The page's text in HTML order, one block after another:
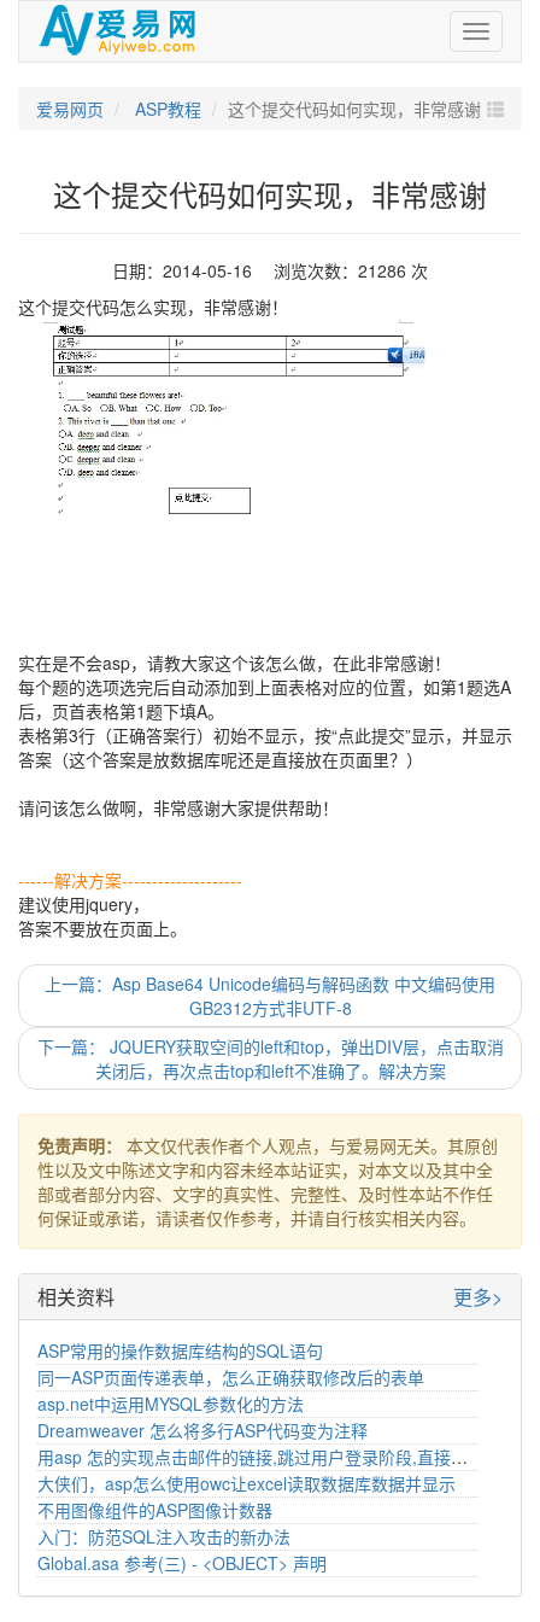
爱
易
爱易网页
ASP教程 这个提交代码如何实现，非常感谢
这个提交代码如何实现，非常感谢
日期：2014-05-16 浏览次数：21286 次
这个提交代码怎么实现，非常感谢！
实在是不会asp，请教大家这个该怎么做，在此非常感谢！
每个题的选项选完后自动添加到上面表格对应的位置，如第1题选A
后，页首表格第1题下填A。
表格第3行（正确答案行）初始不显示，按“点此提交”显示，并显示
答案（这个答案是放数据库呢还是直接放在页面里？）
请问该怎么做啊，非常感谢大家提供帮助！
------解决方案--------------------
建议使用jquery，
答案不要放在页面上。
上一篇：Asp Base64 Unicode编码与解码函数 中文编码使用
GB2312方式非UTF-8
下一篇： JQUERY获取空间的left和top，弹出DIV层，点击取消
关闭后，再次点击top和left不准确了。解决方案
免责声明：
本文仅代表作者个人观点，与爱易网无关。其原创
性以及文中陈述文字和内容未经本站证实，对本文以及其中全
部或者部分内容、文字的真实性、完整性、及时性本站不作任
何保证或承诺，请读者仅作参考，并请自行核实相关内容。
相关资料 更多>
ASP常用的操作数据库结构的SQL语句
同一ASP页面传递表单，怎么正确获取修改后的表单
asp.net中运用MYSQL参数化的方法
Dreamweaver 怎么将多行ASP代码变为注释
用asp 怎的实现点击邮件的链接,跳过用户登录阶段,直接进入网址
大侠们，asp怎么使用owc让excel读取数据库数据并显示
不用图像组件的ASP图像计数器
入门：防范SQL注入攻击的新办法
Global.asa 参考(三) - <OBJECT> 声明